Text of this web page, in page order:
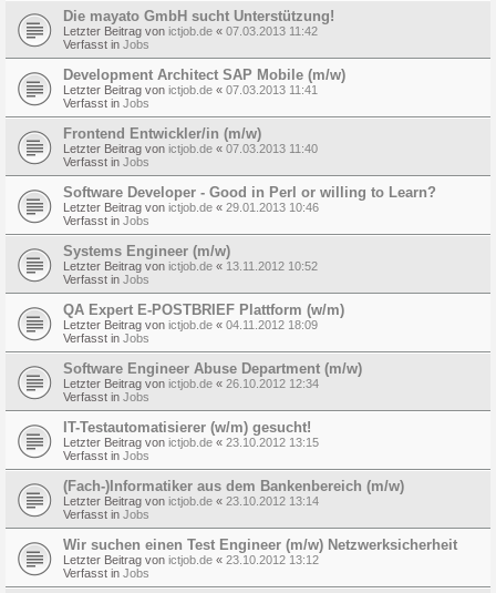
Die mayato GmbH sucht Unterstützung!
Letzter Beitrag von ictjob.de « 07.03.2013 11:42
Verfasst in Jobs
Development Architect SAP Mobile (m/w)
Letzter Beitrag von ictjob.de « 07.03.2013 11:41
Verfasst in Jobs
Frontend Entwickler/in (m/w)
Letzter Beitrag von ictjob.de « 07.03.2013 11:40
Verfasst in Jobs
Software Developer - Good in Perl or willing to Learn?
Letzter Beitrag von ictjob.de « 29.01.2013 10:46
Verfasst in Jobs
Systems Engineer (m/w)
Letzter Beitrag von ictjob.de « 13.11.2012 10:52
Verfasst in Jobs
QA Expert E-POSTBRIEF Plattform (w/m)
Letzter Beitrag von ictjob.de « 04.11.2012 18:09
Verfasst in Jobs
Software Engineer Abuse Department (m/w)
Letzter Beitrag von ictjob.de « 26.10.2012 12:34
Verfasst in Jobs
IT-Testautomatisierer (w/m) gesucht!
Letzter Beitrag von ictjob.de « 23.10.2012 13:15
Verfasst in Jobs
(Fach-)Informatiker aus dem Bankenbereich (m/w)
Letzter Beitrag von ictjob.de « 23.10.2012 13:14
Verfasst in Jobs
Wir suchen einen Test Engineer (m/w) Netzwerksicherheit
Letzter Beitrag von ictjob.de « 23.10.2012 13:12
Verfasst in Jobs